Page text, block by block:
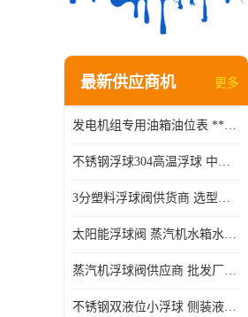
最新供应商机 更多
发电机组专用油箱油位表 **指针式机械式油表
不锈钢浮球304高温浮球 中空磁性浮球 规格齐全
3分塑料浮球阀供货商 选型说明
太阳能浮球阀 蒸汽机水箱水位控制阀 规格齐全
蒸汽机浮球阀供应商 批发厂家 支持定制
不锈钢双液位小浮球 侧装液位开关 金属304/316材质